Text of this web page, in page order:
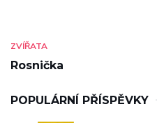
ZVÍŘATA
Rosnička
POPULÁRNÍ PŘÍSPĚVKY